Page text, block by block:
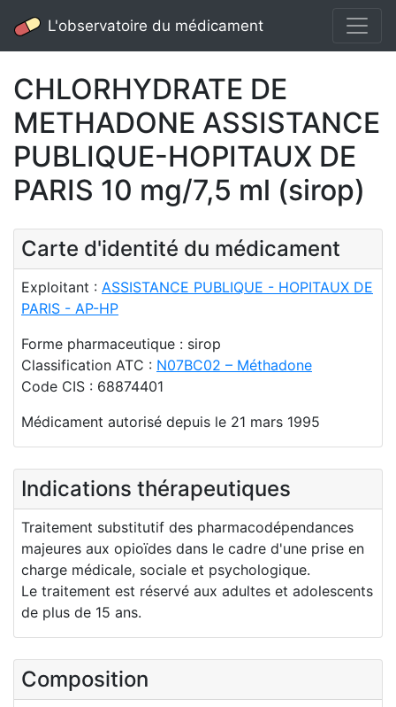
L'observatoire du médicament
CHLORHYDRATE DE
METHADONE ASSISTANCE
PUBLIQUE-HOPITAUX DE
PARIS 10 mg/7,5 ml (sirop)
Carte d'identité du médicament
Exploitant : ASSISTANCE PUBLIQUE - HOPITAUX DE
PARIS - AP-HP
Forme pharmaceutique : sirop
Classification ATC : N07BC02 – Méthadone
Code CIS : 68874401
Médicament autorisé depuis le 21 mars 1995
Indications thérapeutiques
Traitement substitutif des pharmacodépendances
majeures aux opioïdes dans le cadre d'une prise en
charge médicale, sociale et psychologique.
Le traitement est réservé aux adultes et adolescents
de plus de 15 ans.
Composition